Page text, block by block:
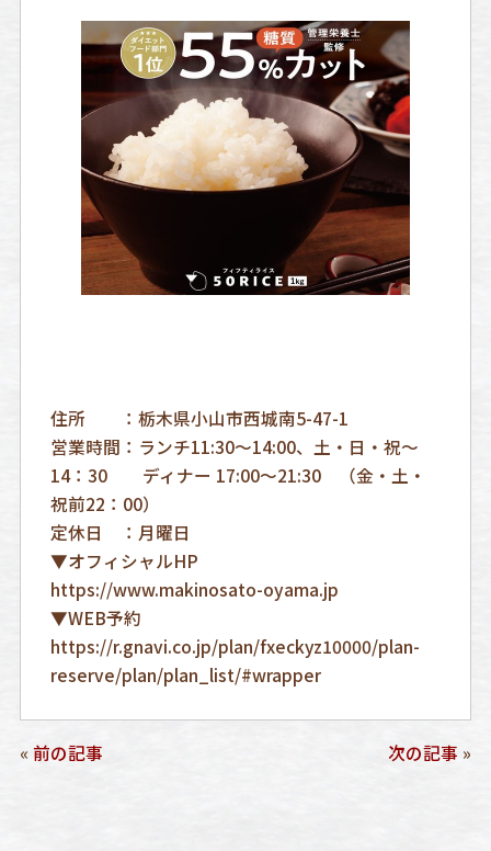
住所 ：栃木県小山市西城南5-47-1
営業時間：ランチ11:30～14:00、土・日・祝～
14：30 ディナー 17:00～21:30 （金・土・
祝前22：00）
定休日 ：月曜日
▼オフィシャルHP
https://www.makinosato-oyama.jp
▼WEB予約
https://r.gnavi.co.jp/plan/fxeckyz10000/plan-
reserve/plan/plan_list/#wrapper
« 前の記事 次の記事 »